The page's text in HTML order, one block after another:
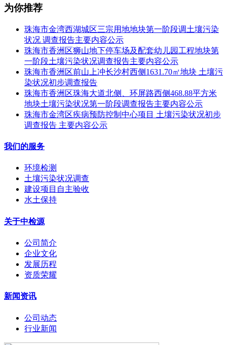
为你推荐
珠海市金湾西湖城区三宗用地地块第一阶段调土壤污染
状况 调查报告主要内容公示
珠海市香洲区狮山地下停车场及配套幼儿园工程地块第
一阶段土壤污染状况调查报告主要内容公示
珠海市香洲区前山上冲长沙村西侧1631.70㎡地块 土壤污
染状况初步调查报告
珠海市香洲区珠海大道北侧、环屏路西侧468.88平方米
地块土壤污染状况第一阶段调查报告主要内容公示
珠海市金湾区疾病预防控制中心项目 土壤污染状况初步
调查报告 主要内容公示
我们的服务
环境检测
土壤污染状况调查
建设项目自主验收
水土保持
关于中检源
公司简介
企业文化
发展历程
资质荣耀
新闻资讯
公司动态
行业新闻